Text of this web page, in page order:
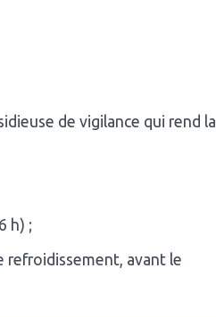
de vigilance qui rend la
h) ;
refroidissement, avant le